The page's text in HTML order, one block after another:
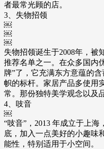
者最常光顾的店。
3、失物招领
￼
￼
￼
失物招领诞生于2008年，被
推荐名单之一。在众多国内
牌”了，它充满东方意蕴的
帜的标杆。家居产品多使用
常。那份独特美学观念以及
4、吱音
￼
“吱音”，2013 年成立于上
底，加入一点美好的小趣味
能性，特别适用于小空间。